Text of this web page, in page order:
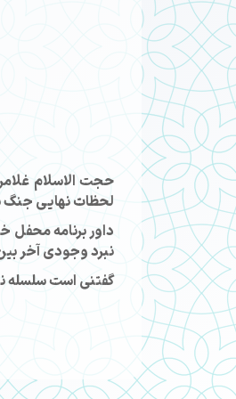
حجت الاسلام
لحظات نهایی جنگ
داور برنامه محفل
نبرد وجودی آخر
گفتنی است سلسله